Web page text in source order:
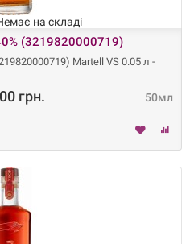
на складі
(3219820000719)
Martell VS 0.05 л -
50мл
грн.